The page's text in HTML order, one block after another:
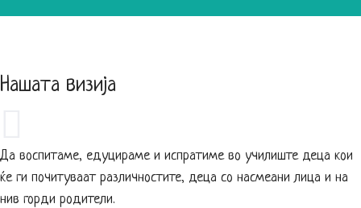
Нашата визија
Да воспитаме, едуцираме и испратиме во училиште деца кои
ќе ги почитуваат различностите, деца со насмеани лица и на
нив горди родители.